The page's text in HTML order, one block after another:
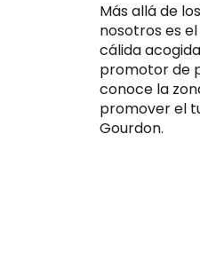
Más allá de
nosotros es
cálida
promotor de
conoce la
promover el
Gourdon.